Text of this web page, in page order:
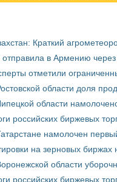
Краткий
в Армению
отметили
области доля
области
российских биржевых
намолочен
на зерновых биржах
области
российских биржевых